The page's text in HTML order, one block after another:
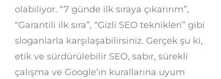
olabiliyor. “7 günde ilk sıraya çıkarırım”,
“Garantili ilk sıra”, “Gizli SEO teknikleri” gibi
sloganlarla karşılaşabilirsiniz. Gerçek şu ki,
etik ve sürdürülebilir SEO, sabır, sürekli
çalışma ve Google’ın kurallarına uyum